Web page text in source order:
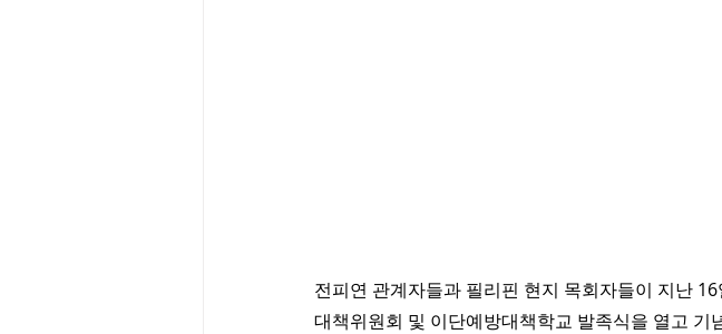
전피연 관계자들과 필리핀 현지 목회자들이 지난
대책위원회 및 이단예방대책학교 발족식을 열고 기